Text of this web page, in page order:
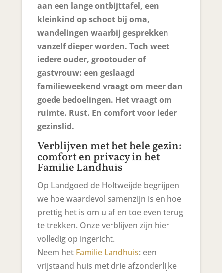
aan een lange ontbijttafel, een
kleinkind op schoot bij oma,
wandelingen waarbij gesprekken
vanzelf dieper worden. Toch weet
iedere ouder, grootouder of
gastvrouw: een geslaagd
familieweekend vraagt om meer dan
goede bedoelingen. Het vraagt om
ruimte. Rust. En comfort voor ieder
gezinslid.
Verblijven met het hele gezin:
comfort en privacy in het
Familie Landhuis
Op Landgoed de Holtweijde begrijpen
we hoe waardevol samenzijn is en hoe
prettig het is om u af en toe even terug
te trekken. Onze verblijven zijn hier
volledig op ingericht.
Neem het Familie Landhuis: een
vrijstaand huis met drie afzonderlijke